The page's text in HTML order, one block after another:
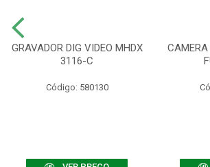
GRAVADOR DIG VIDEO MHDX
3116-C
Código: 580130